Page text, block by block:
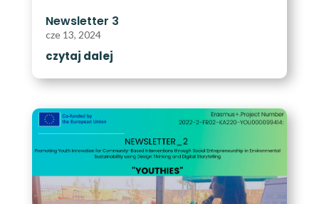
Newsletter 3
cze 13, 2024
czytaj dalej